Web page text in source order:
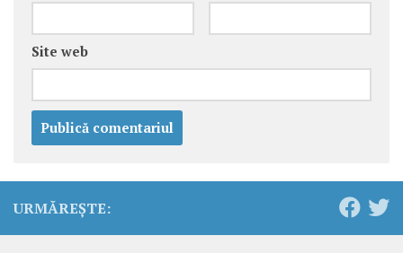
Site web
URMĂREȘTE: